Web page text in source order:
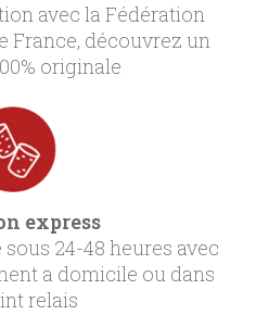
avec la Fédération
France, découvrez un
originale
express
24-48 heures avec
a domicile ou dans
relais